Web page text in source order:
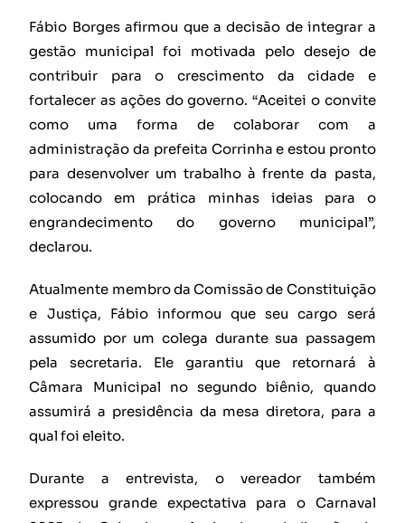
Fábio Borges afirmou que a decisão de integrar a
gestão municipal foi motivada pelo desejo de
contribuir para o crescimento da cidade e
fortalecer as ações do governo. “Aceitei o convite
como uma forma de colaborar com a
administração da prefeita Corrinha e estou pronto
para desenvolver um trabalho à frente da pasta,
colocando em prática minhas ideias para o
engrandecimento do governo municipal”,
declarou.
Atualmente membro da Comissão de Constituição
e Justiça, Fábio informou que seu cargo será
assumido por um colega durante sua passagem
pela secretaria. Ele garantiu que retornará à
Câmara Municipal no segundo biênio, quando
assumirá a presidência da mesa diretora, para a
qual foi eleito.
Durante a entrevista, o vereador também
expressou grande expectativa para o Carnaval